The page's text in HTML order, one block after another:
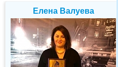
Елена Валуева